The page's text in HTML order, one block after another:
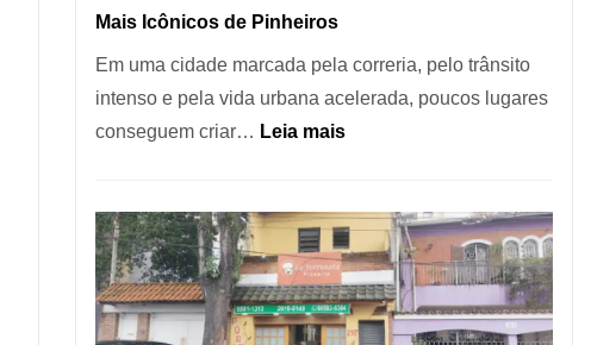
Mais Icônicos de Pinheiros
Em uma cidade marcada pela correria, pelo trânsito
intenso e pela vida urbana acelerada, poucos lugares
conseguem criar… Leia mais:
Manga
Se
Tornou
Um